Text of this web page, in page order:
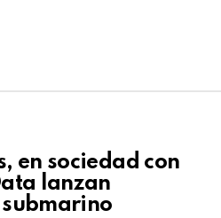
en sociedad con
lanzan